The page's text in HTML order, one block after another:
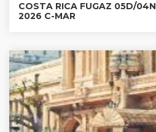
COSTA RICA FUGAZ 05D/04N
2026 C-MAR